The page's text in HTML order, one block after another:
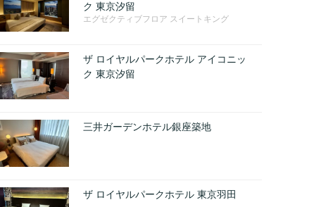
ク 東京汐留
エグゼクティブフロア スイートキング
ザ ロイヤルパークホテル アイコニッ
ク 東京汐留
三井ガーデンホテル銀座築地
ザ ロイヤルパークホテル 東京羽田